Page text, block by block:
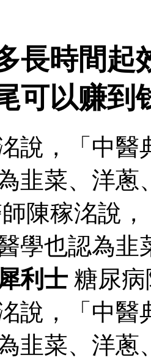
長時間起
可以赚到
說，「中
韭菜、洋蔥
陳稼洺說
學也認為韭
利士 糖尿
說，「中
韭菜、洋蔥